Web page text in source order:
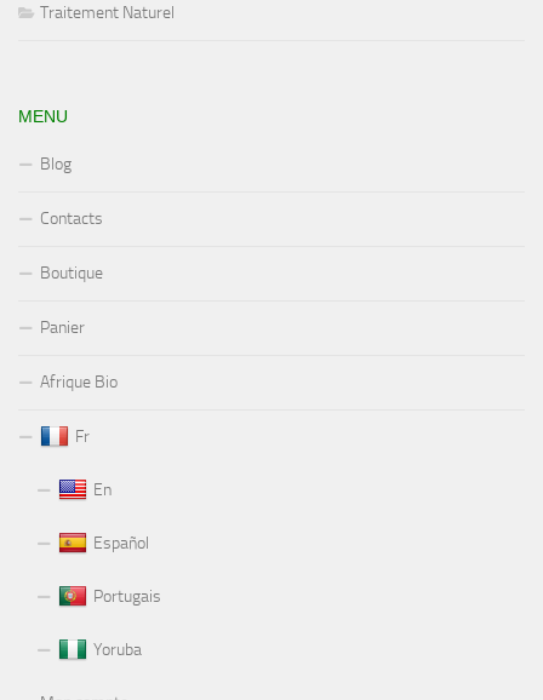
Traitement Naturel
MENU
Blog
Contacts
Boutique
Panier
Afrique Bio
Fr
En
Español
Portugais
Yoruba